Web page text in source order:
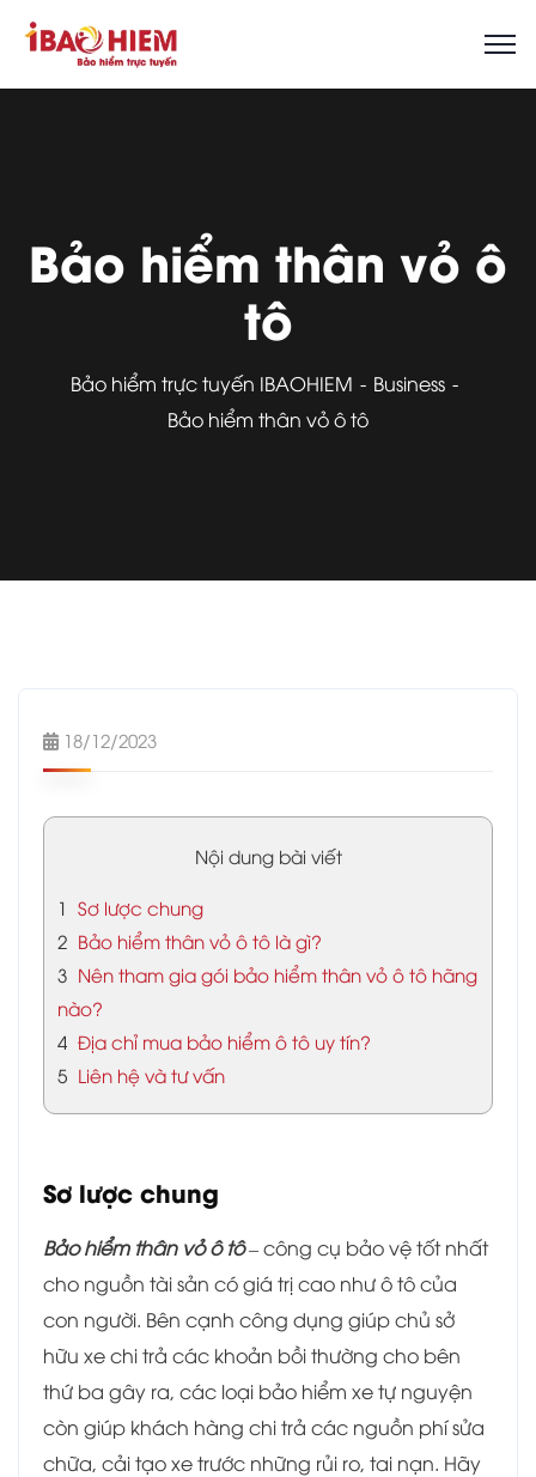
Bảo hiểm thân vỏ ô
tô
Bảo hiểm trực tuyến IBAOHIEM
Business
Bảo hiểm thân vỏ ô tô
18/12/2023
Nội dung bài viết
1 Sơ lược chung
2 Bảo hiểm thân vỏ ô tô là gì?
3 Nên tham gia gói bảo hiểm thân vỏ ô tô hãng
nào?
4 Địa chỉ mua bảo hiểm ô tô uy tín?
5 Liên hệ và tư vấn
Sơ lược chung
Bảo hiểm thân vỏ ô tô– công cụ bảo vệ tốt nhất
cho nguồn tài sản có giá trị cao như ô tô của
con người. Bên cạnh công dụng giúp chủ sở
hữu xe chi trả các khoản bồi thường cho bên
thứ ba gây ra, các loại bảo hiểm xe tự nguyện
còn giúp khách hàng chi trả các nguồn phí sửa
chữa, cải tạo xe trước những rủi ro, tai nạn. Hãy